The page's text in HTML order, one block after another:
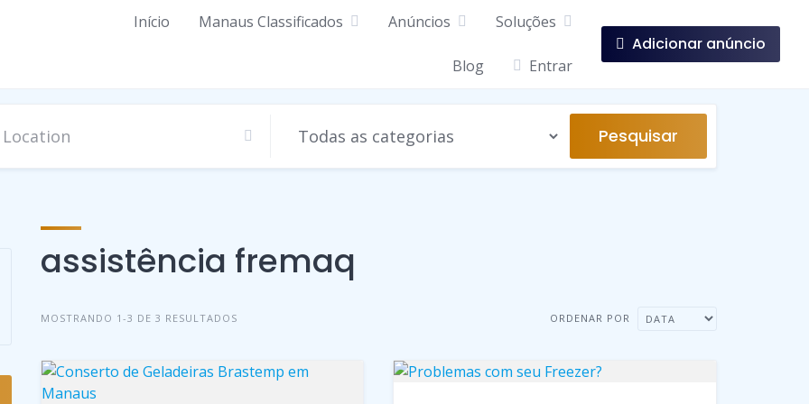
Início Manaus Classificados Anúncios Soluções
Blog Entrar
Adicionar anúncio
Pesquisar
assistência fremaq
MOSTRANDO 1-3 DE 3 RESULTADOS ORDENAR POR